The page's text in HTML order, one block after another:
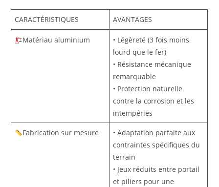
CARACTÉRISTIQUES AVANTAGES
Matériau aluminium
• Légèreté (3 fois moins
lourd que le fer)
• Résistance mécanique
remarquable
• Protection naturelle
contre la corrosion et les
intempéries
Fabrication sur mesure
• Adaptation parfaite aux
contraintes spécifiques du
terrain
• Jeux réduits entre portail
et piliers pour une